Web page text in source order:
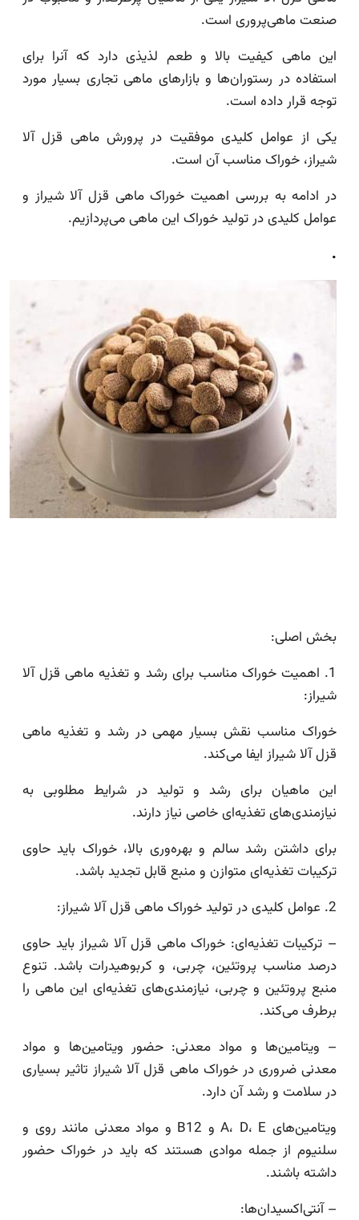
صنعت ماهی‌پروری است.
این ماهی کیفیت بالا و طعم لذیذی دارد که آنرا برای
استفاده در رستوران‌ها و بازارهای ماهی تجاری بسیار مورد
توجه قرار داده است.
یکی از عوامل کلیدی موفقیت در پرورش ماهی قزل آلا
شیراز، خوراک مناسب آن است.
در ادامه به بررسی اهمیت خوراک ماهی قزل آلا شیراز و
عوامل کلیدی در تولید خوراک این ماهی می‌پردازیم.
.
بخش اصلی:
1. اهمیت خوراک مناسب برای رشد و تغذیه ماهی قزل آلا
شیراز:
خوراک مناسب نقش بسیار مهمی در رشد و تغذیه ماهی
قزل آلا شیراز ایفا می‌کند.
این ماهیان برای رشد و تولید در شرایط مطلوبی به
نیازمندی‌های تغذیه‌ای خاصی نیاز دارند.
برای داشتن رشد سالم و بهره‌وری بالا، خوراک باید حاوی
ترکیبات تغذیه‌ای متوازن و منبع قابل تجدید باشد.
2. عوامل کلیدی در تولید خوراک ماهی قزل آلا شیراز:
– ترکیبات تغذیه‌ای: خوراک ماهی قزل آلا شیراز باید حاوی
درصد مناسب پروتئین، چربی، و کربوهیدرات باشد. تنوع
منبع پروتئین و چربی، نیازمندی‌های تغذیه‌ای این ماهی را
برطرف می‌کند.
– ویتامین‌ها و مواد معدنی: حضور ویتامین‌ها و مواد
معدنی ضروری در خوراک ماهی قزل آلا شیراز تاثیر بسیاری
در سلامت و رشد آن دارد.
ویتامین‌های A، D، E و B12 و مواد معدنی مانند روی و
سلنیوم از جمله موادی هستند که باید در خوراک حضور
داشته باشند.
– آنتی‌اکسیدان‌ها: